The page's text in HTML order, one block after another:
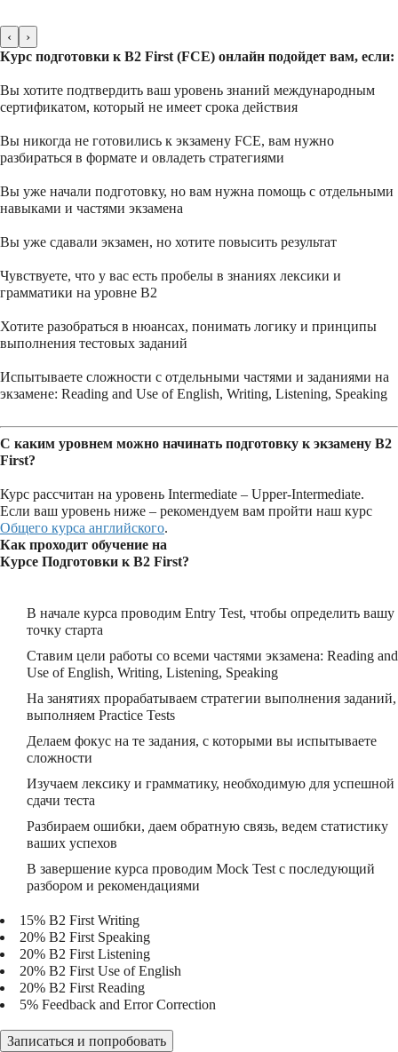
‹
›
Курс подготовки к B2 First (FCE) онлайн подойдет вам, если:
Вы хотите подтвердить ваш уровень знаний международным
сертификатом, который не имеет срока действия
Вы никогда не готовились к экзамену FCE, вам нужно
разбираться в формате и овладеть стратегиями
Вы уже начали подготовку, но вам нужна помощь с отдельными
навыками и частями экзамена
Вы уже сдавали экзамен, но хотите повысить результат
Чувствуете, что у вас есть пробелы в знаниях лексики и
грамматики на уровне B2
Хотите разобраться в нюансах, понимать логику и принципы
выполнения тестовых заданий
Испытываете сложности с отдельными частями и заданиями на
экзамене: Reading and Use of English, Writing, Listening, Speaking
С каким уровнем можно начинать подготовку к экзамену B2
First?
Курс рассчитан на уровень Intermediate – Upper-Intermediate.
Если ваш уровень ниже – рекомендуем вам пройти наш курс
Общего курса английского.
Как проходит обучение на
Курсе Подготовки к B2 First?
В начале курса проводим Entry Test, чтобы определить вашу
точку старта
Ставим цели работы со всеми частями экзамена: Reading and
Use of English, Writing, Listening, Speaking
На занятиях прорабатываем стратегии выполнения заданий,
выполняем Practice Tests
Делаем фокус на те задания, с которыми вы испытываете
сложности
Изучаем лексику и грамматику, необходимую для успешной
сдачи теста
Разбираем ошибки, даем обратную связь, ведем статистику
ваших успехов
В завершение курса проводим Mock Test с последующий
разбором и рекомендациями
15% В2 First Writing
20% В2 First Speaking
20% В2 First Listening
20% В2 First Use of English
20% В2 First Reading
5% Feedback and Error Correction
Записаться и попробовать